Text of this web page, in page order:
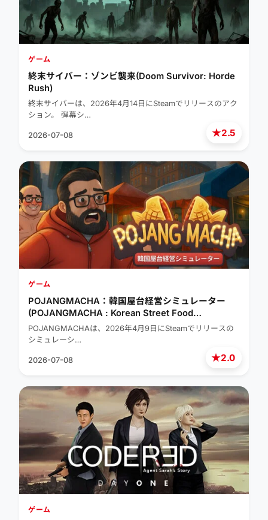
★2.5
ゲーム
終末サイバー：ゾンビ襲来(Doom Survivor: Horde
Rush)
終末サイバーは、2026年4月14日にSteamでリリースのアク
ション。 弾幕シ…
2026-07-08
★2.0
ゲーム
POJANGMACHA：韓国屋台経営シミュレーター
(POJANGMACHA : Korean Street Food
Management Simulator)
POJANGMACHAは、2026年4月9日にSteamでリリースの
シミュレーシ…
2026-07-08
ゲーム